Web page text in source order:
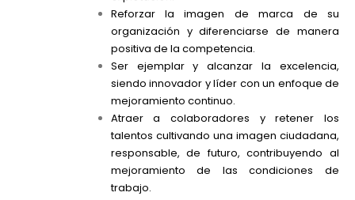
Reforzar la imagen de marca de su
organización y diferenciarse de manera
positiva de la competencia.
Ser ejemplar y alcanzar la excelencia,
siendo innovador y líder con un enfoque de
mejoramiento continuo.
Atraer a colaboradores y retener los
talentos cultivando una imagen ciudadana,
responsable, de futuro, contribuyendo al
mejoramiento de las condiciones de
trabajo.